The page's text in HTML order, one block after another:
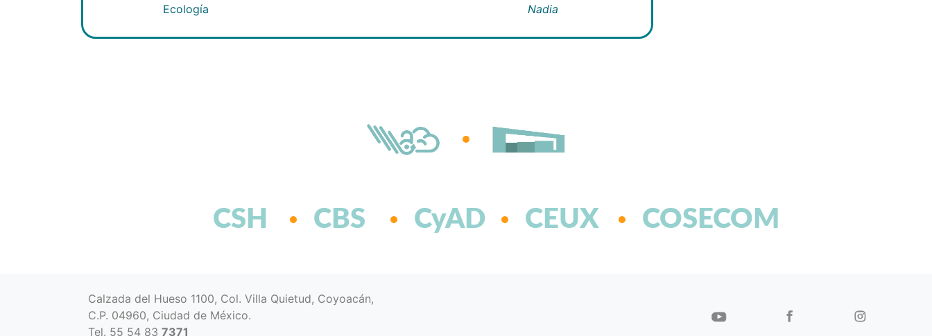
Ecología
Nadia
CSH CBS CyAD CEUX COSECOM
Calzada del Hueso 1100, Col. Villa Quietud, Coyoacán,
C.P. 04960, Ciudad de México.
Tel. 55 54 83 7371